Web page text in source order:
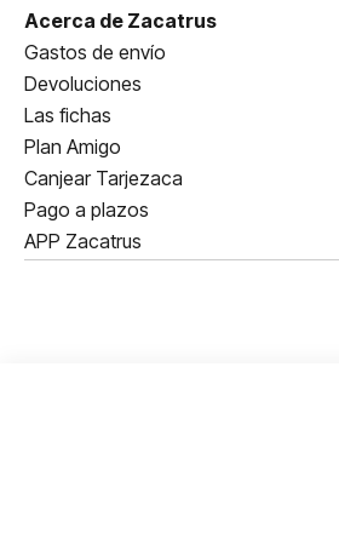
Acerca de Zacatrus
Gastos de envío
Devoluciones
Las fichas
Plan Amigo
Canjear Tarjezaca
Pago a plazos
APP Zacatrus